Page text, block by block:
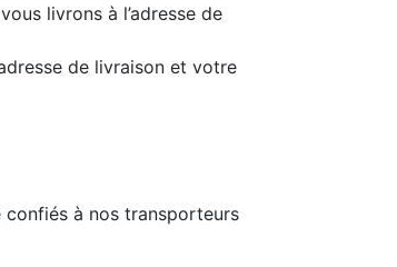
livrons à l’adresse de
de livraison et votre
à nos transporteurs